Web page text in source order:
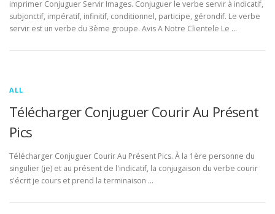
imprimer Conjuguer Servir Images. Conjuguer le verbe servir à indicatif,
subjonctif, impératif, infinitif, conditionnel, participe, gérondif. Le verbe
servir est un verbe du 3ème groupe. Avis A Notre Clientele Le …
ALL
Télécharger Conjuguer Courir Au Présent
Pics
Télécharger Conjuguer Courir Au Présent Pics. À la 1ère personne du
singulier (je) et au présent de l'indicatif, la conjugaison du verbe courir
s'écrit je cours et prend la terminaison …